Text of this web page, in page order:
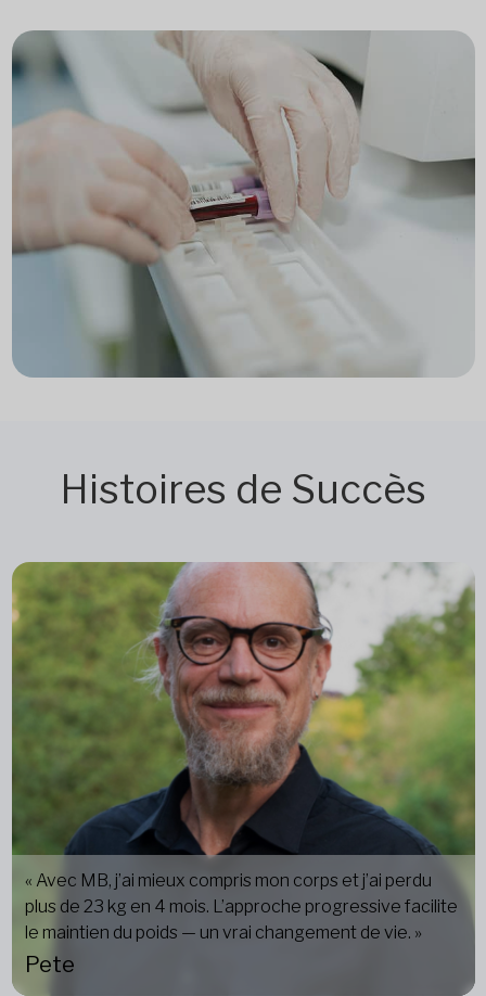
Histoires de Succès
« Avec MB, j’ai mieux compris mon corps et j’ai perdu
plus de 23 kg en 4 mois. L’approche progressive facilite
le maintien du poids — un vrai changement de vie. »
Pete